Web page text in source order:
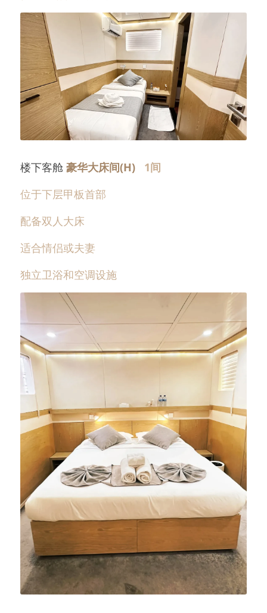
楼下客舱 豪华大床间(H)
  1间
位于下层甲板首部
配备双人大床
适合情侣或夫妻
独立卫浴和空调设施